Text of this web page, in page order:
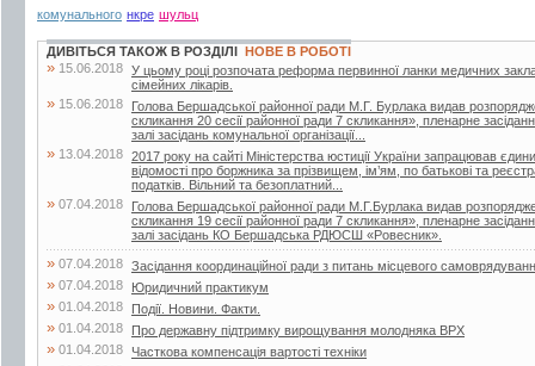
комунального нкре шульц
ДИВІТЬСЯ ТАКОЖ В РОЗДІЛІ НОВЕ В РОБОТІ
» 15.06.2018 У цьому році розпочата реформа первинної ланки медичних
сімейних лікарів.
» 15.06.2018
Голова Бершадської районної ради М.Г. Бурлака видав
скликання 20 сесії районної ради 7 скликання», пленарне
залі засідань комунальної організації...
» 13.04.2018 2017 року на сайті Міністерства юстиції України запрацював
відомості про боржника за прізвищем, ім’ям, по батькові та
податків. Вільний та безоплатний...
» 07.04.2018
Голова Бершадської районної ради М.Г.Бурлака видав
скликання 19 сесії районної ради 7 скликання», пленарне
залі засідань КО Бершадська РДЮСШ «Ровесник».
» 07.04.2018 Засідання координаційної ради з питань місцевого
» 07.04.2018 Юридичний практикум
» 01.04.2018 Події. Новини. Факти.
» 01.04.2018 Про державну підтримку вирощування молодняка ВРХ
» 01.04.2018 Часткова компенсація вартості техніки